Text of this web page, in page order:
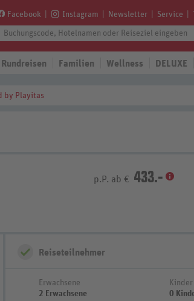
Facebook Instagram Newsletter Service
Rundreisen Familien Wellness DELUXE
by Playitas
p.P. ab € 433.-
Reiseteilnehmer
Erwachsene
2 Erwachsene
Kinder
0